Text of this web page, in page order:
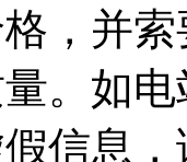
，并
。如
信息